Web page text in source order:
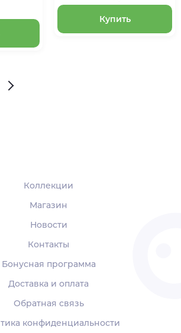
Купить
Коллекции
Магазин
Новости
Контакты
Бонусная программа
Доставка и оплата
Обратная связь
конфиденциальности